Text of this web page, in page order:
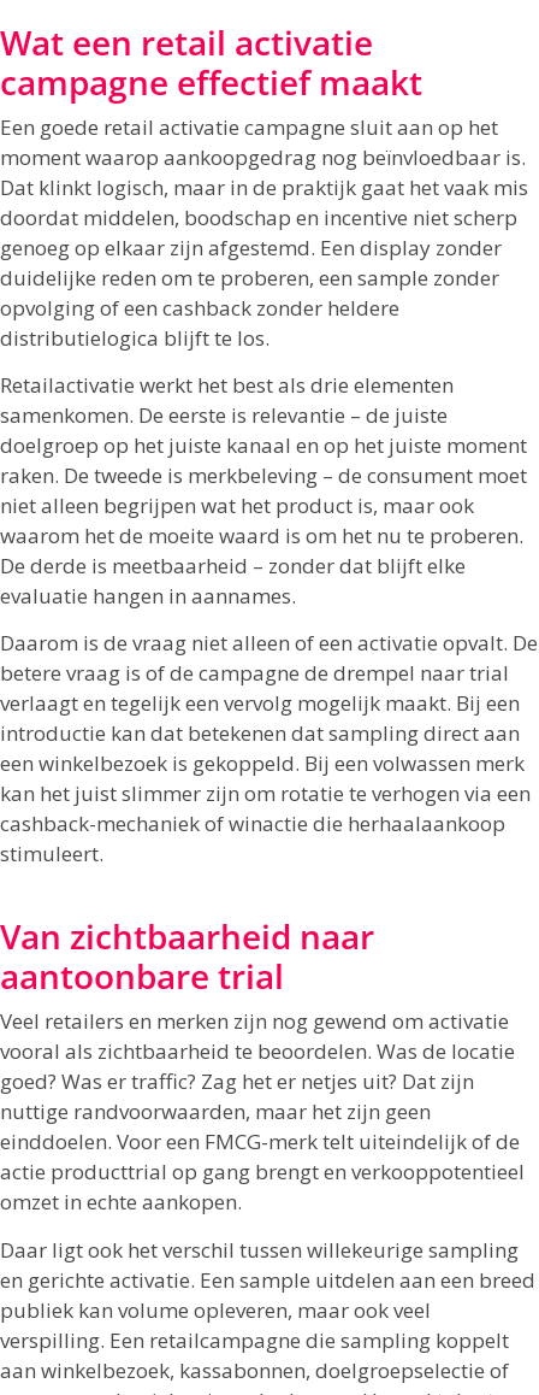
Wat een retail activatie
campagne effectief maakt
Een goede retail activatie campagne sluit aan op het
moment waarop aankoopgedrag nog beïnvloedbaar is.
Dat klinkt logisch, maar in de praktijk gaat het vaak mis
doordat middelen, boodschap en incentive niet scherp
genoeg op elkaar zijn afgestemd. Een display zonder
duidelijke reden om te proberen, een sample zonder
opvolging of een cashback zonder heldere
distributielogica blijft te los.
Retailactivatie werkt het best als drie elementen
samenkomen. De eerste is relevantie – de juiste
doelgroep op het juiste kanaal en op het juiste moment
raken. De tweede is merkbeleving – de consument moet
niet alleen begrijpen wat het product is, maar ook
waarom het de moeite waard is om het nu te proberen.
De derde is meetbaarheid – zonder dat blijft elke
evaluatie hangen in aannames.
Daarom is de vraag niet alleen of een activatie opvalt. De
betere vraag is of de campagne de drempel naar trial
verlaagt en tegelijk een vervolg mogelijk maakt. Bij een
introductie kan dat betekenen dat sampling direct aan
een winkelbezoek is gekoppeld. Bij een volwassen merk
kan het juist slimmer zijn om rotatie te verhogen via een
cashback-mechaniek of winactie die herhaalaankoop
stimuleert.
Van zichtbaarheid naar
aantoonbare trial
Veel retailers en merken zijn nog gewend om activatie
vooral als zichtbaarheid te beoordelen. Was de locatie
goed? Was er traffic? Zag het er netjes uit? Dat zijn
nuttige randvoorwaarden, maar het zijn geen
einddoelen. Voor een FMCG-merk telt uiteindelijk of de
actie producttrial op gang brengt en verkooppotentieel
omzet in echte aankopen.
Daar ligt ook het verschil tussen willekeurige sampling
en gerichte activatie. Een sample uitdelen aan een breed
publiek kan volume opleveren, maar ook veel
verspilling. Een retailcampagne die sampling koppelt
aan winkelbezoek, kassabonnen, doelgroepselectie of